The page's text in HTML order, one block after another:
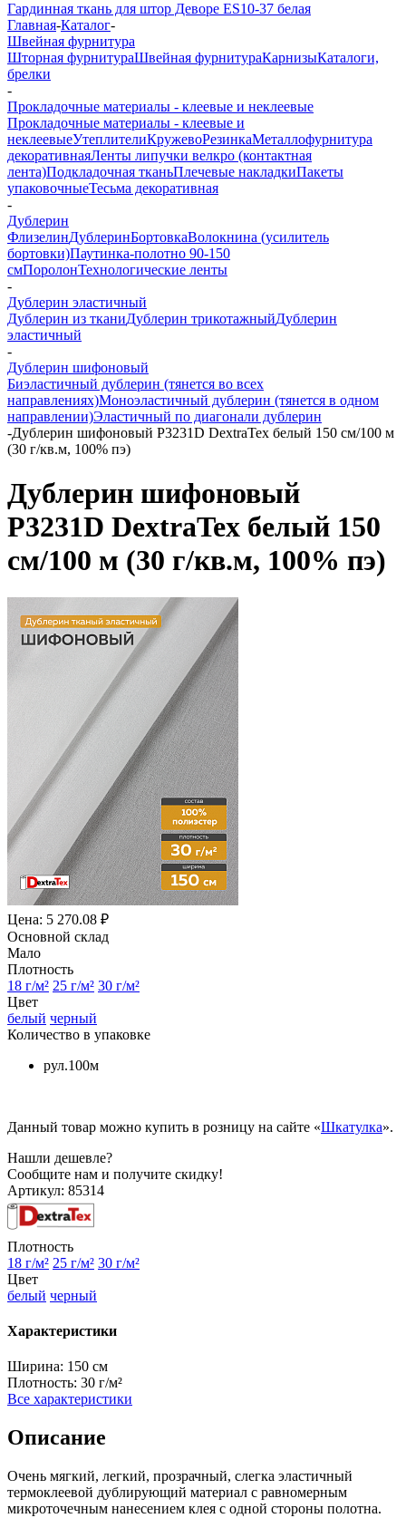
Гардинная ткань для штор Деворе ES10-37 белая
Главная-Каталог-
Швейная фурнитура
Шторная фурнитураШвейная фурнитураКарнизыКаталоги,
брелки
-
Прокладочные материалы - клеевые и неклеевые
Прокладочные материалы - клеевые и
неклеевыеУтеплителиКружевоРезинкаМеталлофурнитура
декоративнаяЛенты липучки велкро (контактная
лента)Подкладочная тканьПлечевые накладкиПакеты
упаковочныеТесьма декоративная
-
Дублерин
ФлизелинДублеринБортовкаВолокнина (усилитель
бортовки)Паутинка-полотно 90-150
смПоролонТехнологические ленты
-
Дублерин эластичный
Дублерин из тканиДублерин трикотажныйДублерин
эластичный
-
Дублерин шифоновый
Биэластичный дублерин (тянется во всех
направлениях)Моноэластичный дублерин (тянется в одном
направлении)Эластичный по диагонали дублерин
-Дублерин шифоновый P3231D DextraTex белый 150 см/100 м
(30 г/кв.м, 100% пэ)
Дублерин шифоновый
P3231D DextraTex белый 150
см/100 м (30 г/кв.м, 100% пэ)
Цена: 5 270.08 ₽
Основной склад
Мало
Плотность
18 г/м² 25 г/м² 30 г/м²
Цвет
белый черный
Количество в упаковке
рул.100м
Данный товар можно купить в розницу на сайте «Шкатулка».
Нашли дешевле?
Сообщите нам и получите скидку!
Артикул: 85314
Плотность
18 г/м² 25 г/м² 30 г/м²
Цвет
белый черный
Характеристики
Ширина: 150 см
Плотность: 30 г/м²
Все характеристики
Описание
Очень мягкий, легкий, прозрачный, слегка эластичный
термоклеевой дублирующий материал с равномерным
микроточечным нанесением клея с одной стороны полотна.